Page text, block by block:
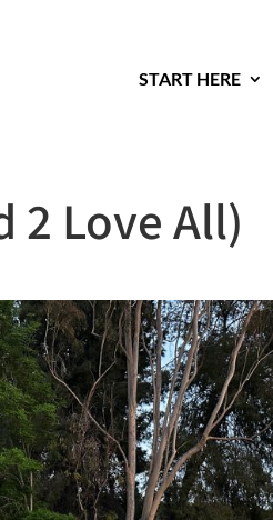
START HERE
2 Love All)